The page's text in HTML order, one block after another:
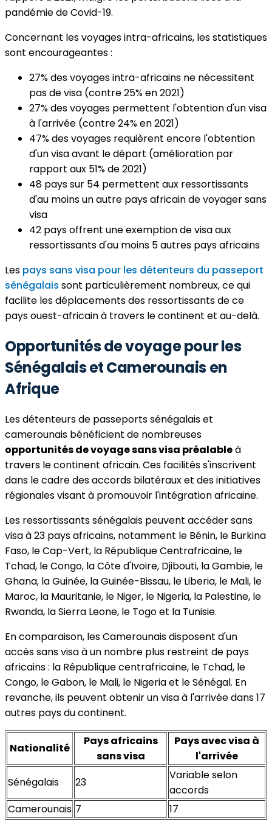
pandémie de Covid-19.
Concernant les voyages intra-africains, les statistiques
sont encourageantes :
27% des voyages intra-africains ne nécessitent
pas de visa (contre 25% en 2021)
27% des voyages permettent l'obtention d'un visa
à l'arrivée (contre 24% en 2021)
47% des voyages requièrent encore l'obtention
d'un visa avant le départ (amélioration par
rapport aux 51% de 2021)
48 pays sur 54 permettent aux ressortissants
d'au moins un autre pays africain de voyager sans
visa
42 pays offrent une exemption de visa aux
ressortissants d'au moins 5 autres pays africains
Les pays sans visa pour les détenteurs du passeport
sénégalais sont particulièrement nombreux, ce qui
facilite les déplacements des ressortissants de ce
pays ouest-africain à travers le continent et au-delà.
Opportunités de voyage pour les
Sénégalais et Camerounais en
Afrique
Les détenteurs de passeports sénégalais et
camerounais bénéficient de nombreuses
opportunités de voyage sans visa préalableà
travers le continent africain. Ces facilités s'inscrivent
dans le cadre des accords bilatéraux et des initiatives
régionales visant à promouvoir l'intégration africaine.
Les ressortissants sénégalais peuvent accéder sans
visa à 23 pays africains, notamment le Bénin, le Burkina
Faso, le Cap-Vert, la République Centrafricaine, le
Tchad, le Congo, la Côte d'Ivoire, Djibouti, la Gambie, le
Ghana, la Guinée, la Guinée-Bissau, le Liberia, le Mali, le
Maroc, la Mauritanie, le Niger, le Nigeria, la Palestine, le
Rwanda, la Sierra Leone, le Togo et la Tunisie.
En comparaison, les Camerounais disposent d'un
accès sans visa à un nombre plus restreint de pays
africains : la République centrafricaine, le Tchad, le
Congo, le Gabon, le Mali, le Nigeria et le Sénégal. En
revanche, ils peuvent obtenir un visa à l'arrivée dans 17
autres pays du continent.
Nationalité
Pays africains
sans visa
Pays avec visa à
l'arrivée
Sénégalais
23
Variable selon
accords
Camerounais 7
17